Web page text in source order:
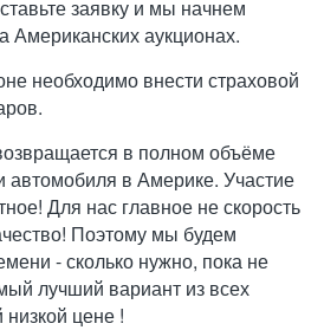
заявку и мы начнем
Американских аукционах.
необходимо внести страховой
в полном объёме
автомобиля в Америке. Участие
Для нас главное не скорость
Поэтому мы будем
- сколько нужно, пока не
лучший вариант из всех
цене !